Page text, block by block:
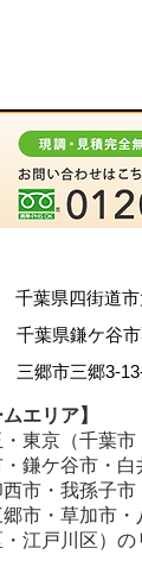
県四街道市
葉県鎌ケ谷市
郷市三郷3-13-
エリア】
東京（千葉市
鎌ケ谷市・
市・我孫子市
市・草加市
江戸川区）の